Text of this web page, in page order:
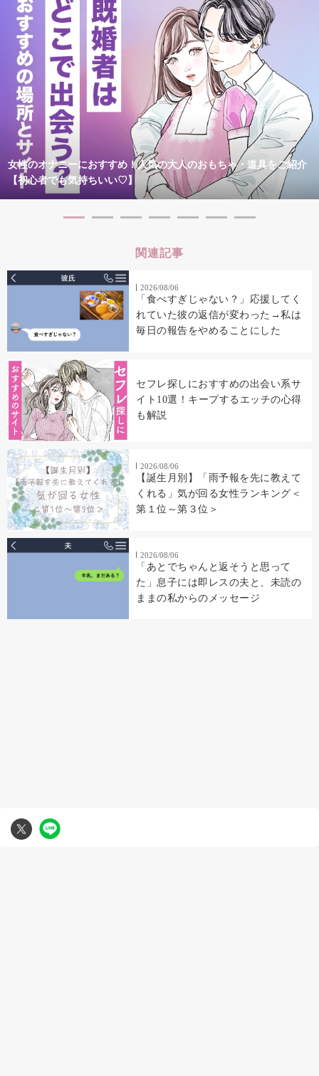
女性のオナニーにおすすめ！人気の大人のおもちゃ・道具をご紹介
【初心者でも気持ちいい♡】
関連記事
2026/08/06
「食べすぎじゃない？」応援してく
れていた彼の返信が変わった→私は
毎日の報告をやめることにした
セフレ探しにおすすめの出会い系サ
イト10選！キープするエッチの心得
も解説
2026/08/06
【誕生月別】「雨予報を先に教えて
くれる」気が回る女性ランキング＜
第１位～第３位＞
2026/08/06
「あとでちゃんと返そうと思って
た」息子には即レスの夫と、未読の
ままの私からのメッセージ